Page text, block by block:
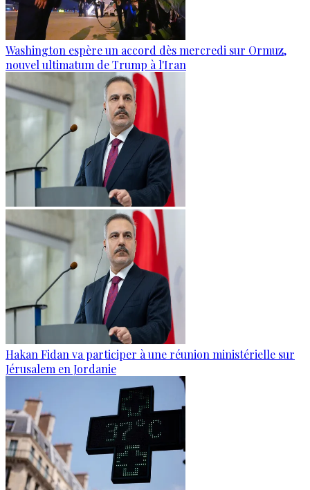
Washington espère un accord dès mercredi sur Ormuz,
nouvel ultimatum de Trump à l'Iran
Hakan Fidan va participer à une réunion ministérielle sur
Jérusalem en Jordanie